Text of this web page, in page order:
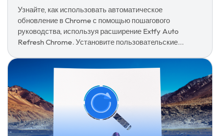
Узнайте, как использовать автоматическое
обновление в Chrome с помощью пошагового
руководства, используя расширение Extfy Auto
Refresh Chrome. Установите пользовательские